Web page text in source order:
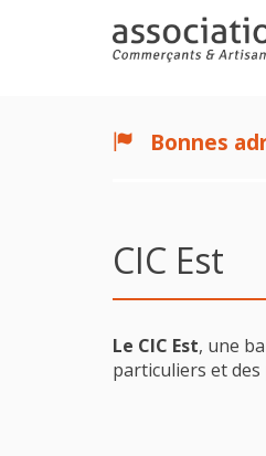
Bonnes
CIC Est
Le CIC Est, une
particuliers et